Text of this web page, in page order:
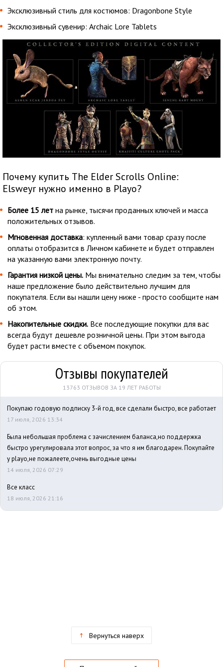
Эксклюзивный стиль для костюмов: Dragonbone Style
Эксклюзивный сувенир: Archaic Lore Tablets
Почему купить The Elder Scrolls Online:
Elsweyr нужно именно в Playo?
Более 15 лет на рынке, тысячи проданных ключей и масса
положительных отзывов.
Мгновенная доставка: купленный вами товар сразу после
оплаты отобразится в Личном кабинете и будет отправлен
на указанную вами электронную почту.
Гарантия низкой цены. Мы внимательно следим за тем, чтобы
наше предложение было действительно лучшим для
покупателя. Если вы нашли цену ниже - просто сообщите нам
об этом.
Накопительные скидки. Все последующие покупки для вас
всегда будут дешевле розничной цены. При этом выгода
будет расти вместе с объемом покупок.
Отзывы покупателей
13763 ОТЗЫВОВ ЗА 19 ЛЕТ РАБОТЫ
Покупаю годовую подписку 3-й год, все сделали быстро, все работает
17 июля, 2026 13:34
Была небольшая проблема с зачислением баланса,но поддержка
быстро урегулировала этот вопрос, за что я им благодарен. Покупайте
у playo,не пожалеете,очень выгодные цены
14 июля, 2026 07:29
Все класс
18 июля, 2026 21:16
Вернуться наверх